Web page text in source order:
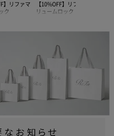
】リファマ
ク
【10%OFF】リファボ
リュームロック